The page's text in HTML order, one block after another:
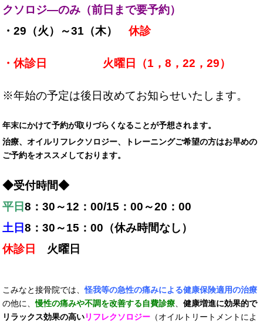
クソロジ―のみ（前日まで要予約）
・ 29（火）～31（木） 休診
・ 休診日 火曜日（1，8 ，22，29）
※年始の予定は後日改めてお知らせいたします。
年末にかけて予約が取りづらくなることが予想されます。
治療、オイルリフレクソロジー、トレーニングご希望の方はお早めの
ご予約をオススメしております。
◆受付時間◆
平日8 ： 30 ～12 ： 00/15 ： 00 ～20 ： 00
土日8 ： 30 ～15 ： 00 （休み時間なし）
休診日 火曜日
こみなと接骨院では、怪我等の急性の痛みによる健康保険適用の治療
の他に、慢性の痛みや不調を改善する自費診療
健康増進に効果的で
リラックス効果の高いリフレクソロジー （オイルトリートメントによ